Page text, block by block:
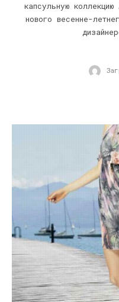
капсульную
нового весенне-